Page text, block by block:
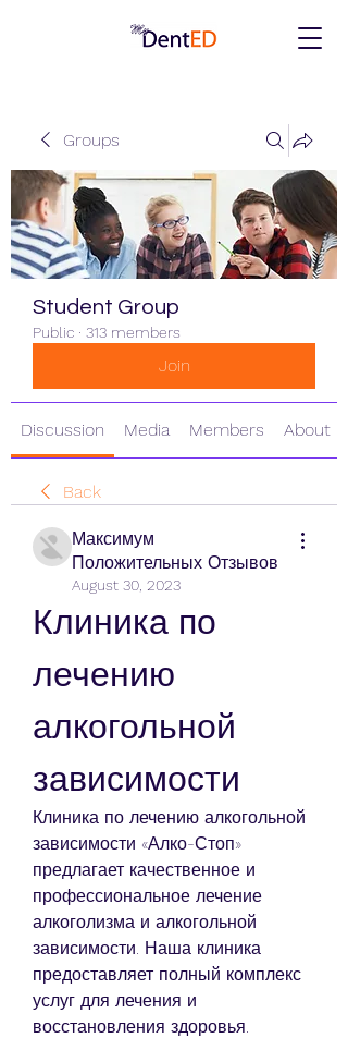
Groups
Student Group
Public · 313 members
Join
Discussion Media Members About
Back
Максимум
Положительных Отзывов
August 30, 2023
Клиника по
лечению
алкогольной
зависимости
Клиника по лечению алкогольной
зависимости «Алко-Стоп»
предлагает качественное и
профессиональное лечение
алкоголизма и алкогольной
зависимости. Наша клиника
предоставляет полный комплекс
услуг для лечения и
восстановления здоровья.